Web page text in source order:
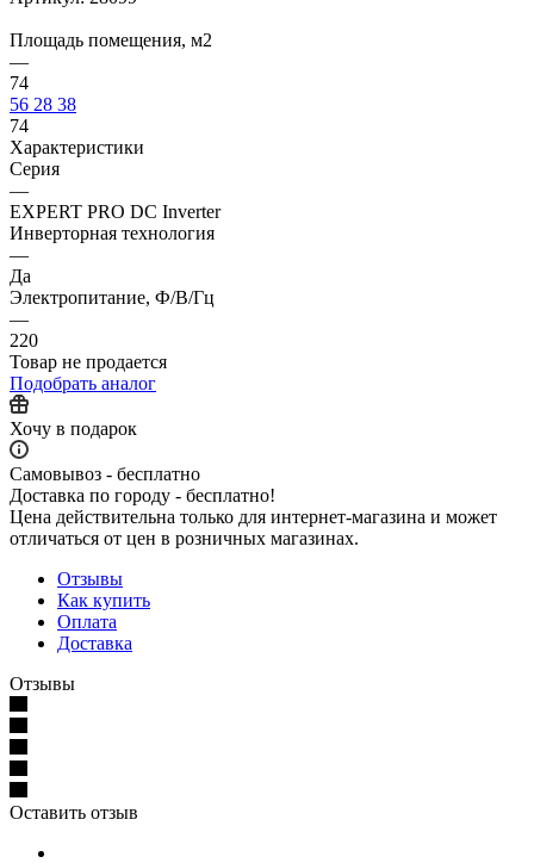
Площадь помещения, м2
—
74
56 28 38
74
Характеристики
Серия
—
EXPERT PRO DC Inverter
Инверторная технология
—
Да
Электропитание, Ф/В/Гц
—
220
Товар не продается
Подобрать аналог
Хочу в подарок
Самовывоз - бесплатно
Доставка по городу - бесплатно!
Цена действительна только для интернет-магазина и может
отличаться от цен в розничных магазинах.
Отзывы
Как купить
Оплата
Доставка
Отзывы
Оставить отзыв